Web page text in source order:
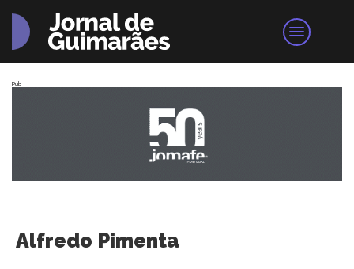
Pub
Alfredo Pimenta